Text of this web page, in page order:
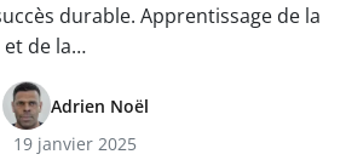
durable. Apprentissage de la
et de la…
Adrien Noël
19 janvier 2025